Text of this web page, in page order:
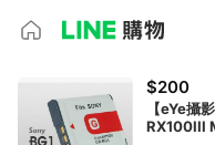
$200
【eYe攝
RX100III